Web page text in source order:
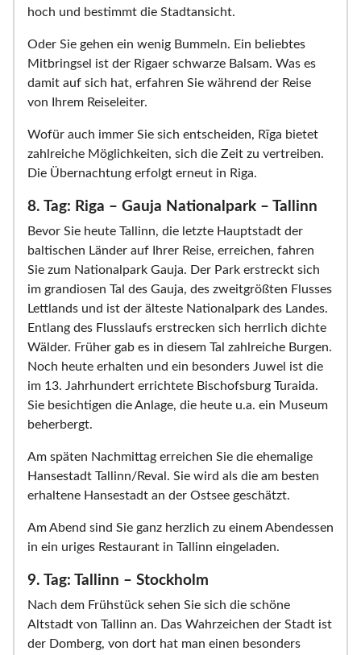
hoch und bestimmt die Stadtansicht.
Oder Sie gehen ein wenig Bummeln. Ein beliebtes
Mitbringsel ist der Rigaer schwarze Balsam. Was es
damit auf sich hat, erfahren Sie während der Reise
von Ihrem Reiseleiter.
Wofür auch immer Sie sich entscheiden, Rīga bietet
zahlreiche Möglichkeiten, sich die Zeit zu vertreiben.
Die Übernachtung erfolgt erneut in Riga.
8. Tag: Riga – Gauja Nationalpark – Tallinn
Bevor Sie heute Tallinn, die letzte Hauptstadt der
baltischen Länder auf Ihrer Reise, erreichen, fahren
Sie zum Nationalpark Gauja. Der Park erstreckt sich
im grandiosen Tal des Gauja, des zweitgrößten Flusses
Lettlands und ist der älteste Nationalpark des Landes.
Entlang des Flusslaufs erstrecken sich herrlich dichte
Wälder. Früher gab es in diesem Tal zahlreiche Burgen.
Noch heute erhalten und ein besonders Juwel ist die
im 13. Jahrhundert errichtete Bischofsburg Turaida.
Sie besichtigen die Anlage, die heute u.a. ein Museum
beherbergt.
Am späten Nachmittag erreichen Sie die ehemalige
Hansestadt Tallinn/Reval. Sie wird als die am besten
erhaltene Hansestadt an der Ostsee geschätzt.
Am Abend sind Sie ganz herzlich zu einem Abendessen
in ein uriges Restaurant in Tallinn eingeladen.
9. Tag: Tallinn – Stockholm
Nach dem Frühstück sehen Sie sich die schöne
Altstadt von Tallinn an. Das Wahrzeichen der Stadt ist
der Domberg, von dort hat man einen besonders